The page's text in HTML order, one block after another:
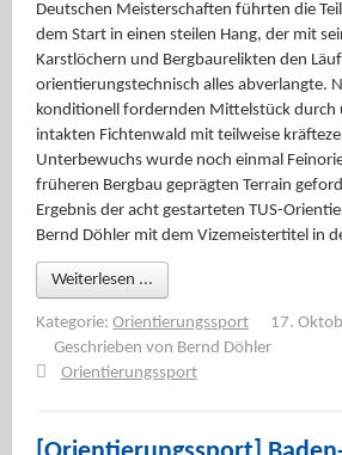
Deutschen Meisterschaften führten die
dem Start in einen steilen Hang, der mit
Karstlöchern und Bergbaurelikten den
orientierungstechnisch alles abverlangte.
konditionell fordernden Mittelstück durch
intakten Fichtenwald mit teilweise
Unterbewuchs wurde noch einmal
früheren Bergbau geprägten Terrain
Ergebnis der acht gestarteten TUS-
Bernd Döhler mit dem Vizemeistertitel in
Weiterlesen ...
Kategorie: Orientierungssport
17.
Geschrieben von Bernd Döhler
Orientierungssport